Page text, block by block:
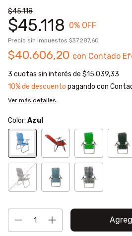
$45.118
$45.118 0% OFF
Precio sin impuestos $37.287,60
$40.606,20 con Contado
3 cuotas sin interés de $15.039,33
10% de descuento pagando con
Ver más detalles
Color: Azul